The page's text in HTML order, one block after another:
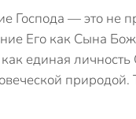
Господа — это не
Его как Сына
как единая
природой.